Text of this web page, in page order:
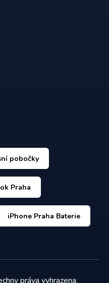
pobočky
Praha
iPhone Praha Baterie
práva vyhrazena.